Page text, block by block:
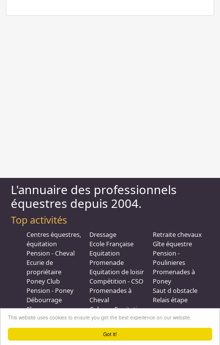
Got it!
This website uses cookies to ensure you get the best experience on our website.
L'annuaire des professionnels
équestres depuis 2004.
Top activités
Centres équestres,
équitation
Pension - Cheval
Ecurie de
propriétaire
Poney Club
Pension - Poney
Débourrage
Elevage
Dressage
Ecole Française
Equitation
Promenade
Equitation de loisir
Compétition - CSO
Promenades à
Cheval
Galops - Equitation
Retraite chevaux
Gîte équestre
Pension -
Poulinieres
Promenades à
Poney
Saut d obstacle
Relais étape
Plus d'infos
Professionnel équestre, Inscrivez-vous !